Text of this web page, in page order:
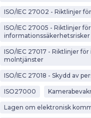
ISO/IEC 27002 - Riktlinjer
ISO/IEC 27005 - Riktlinjer
informationssäkerhetsrisker
ISO/IEC 27017 - Riktlinjer
molntjänster
ISO/IEC 27018 - Skydd av
ISO27000
Lagen om elektronisk